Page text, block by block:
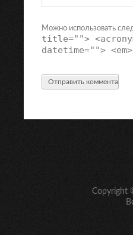
Можно использовать
title="">
datetime="">
Copyright